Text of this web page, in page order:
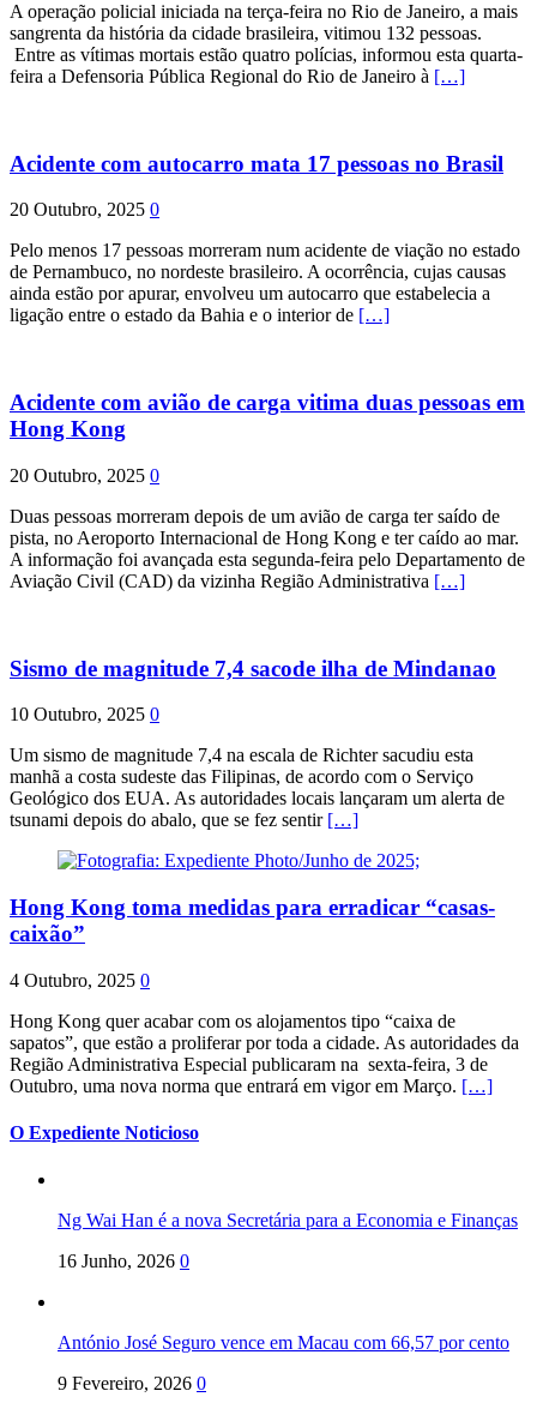
A operação policial iniciada na terça-feira no Rio de Janeiro, a mais
sangrenta da história da cidade brasileira, vitimou 132 pessoas.
Entre as vítimas mortais estão quatro polícias, informou esta quarta-
feira a Defensoria Pública Regional do Rio de Janeiro à […]
Acidente com autocarro mata 17 pessoas no Brasil
20 Outubro, 2025 0
Pelo menos 17 pessoas morreram num acidente de viação no estado
de Pernambuco, no nordeste brasileiro. A ocorrência, cujas causas
ainda estão por apurar, envolveu um autocarro que estabelecia a
ligação entre o estado da Bahia e o interior de […]
Acidente com avião de carga vitima duas pessoas em
Hong Kong
20 Outubro, 2025 0
Duas pessoas morreram depois de um avião de carga ter saído de
pista, no Aeroporto Internacional de Hong Kong e ter caído ao mar.
A informação foi avançada esta segunda-feira pelo Departamento de
Aviação Civil (CAD) da vizinha Região Administrativa […]
Sismo de magnitude 7,4 sacode ilha de Mindanao
10 Outubro, 2025 0
Um sismo de magnitude 7,4 na escala de Richter sacudiu esta
manhã a costa sudeste das Filipinas, de acordo com o Serviço
Geológico dos EUA. As autoridades locais lançaram um alerta de
tsunami depois do abalo, que se fez sentir […]
Hong Kong toma medidas para erradicar “casas-
caixão”
4 Outubro, 2025 0
Hong Kong quer acabar com os alojamentos tipo “caixa de
sapatos”, que estão a proliferar por toda a cidade. As autoridades da
Região Administrativa Especial publicaram na sexta-feira, 3 de
Outubro, uma nova norma que entrará em vigor em Março. […]
O Expediente Noticioso
Ng Wai Han é a nova Secretária para a Economia e Finanças
16 Junho, 2026 0
António José Seguro vence em Macau com 66,57 por cento
9 Fevereiro, 2026 0